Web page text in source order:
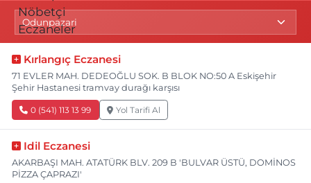
Kırlangıç Eczanesi
71 EVLER MAH. DEDEOĞLU SOK. B BLOK NO:50 A Eskişehir
Şehir Hastanesi tramvay durağı karşısı
0 (541) 113 13 99 Yol Tarifi Al
Idil Eczanesi
AKARBAŞI MAH. ATATÜRK BLV. 209 B 'BULVAR ÜSTÜ, DOMİNOS
PİZZA ÇAPRAZI'